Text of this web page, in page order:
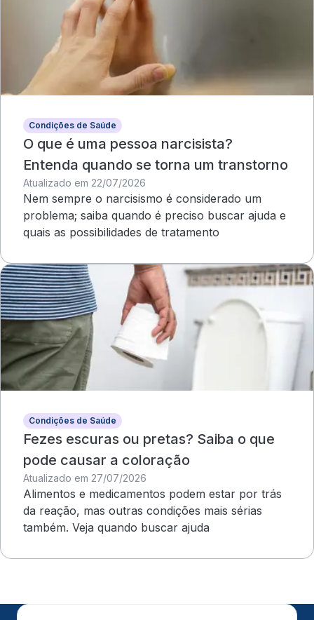
Condições de Saúde
O que é uma pessoa narcisista?
Entenda quando se torna um transtorno
Atualizado em 22/07/2026
Nem sempre o narcisismo é considerado um
problema; saiba quando é preciso buscar ajuda e
quais as possibilidades de tratamento
Condições de Saúde
Fezes escuras ou pretas? Saiba o que
pode causar a coloração
Atualizado em 27/07/2026
Alimentos e medicamentos podem estar por trás
da reação, mas outras condições mais sérias
também. Veja quando buscar ajuda